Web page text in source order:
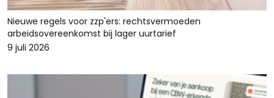
Nieuwe regels voor zzp'ers: rechtsvermoeden
arbeidsovereenkomst bij lager uurtarief
9 juli 2026